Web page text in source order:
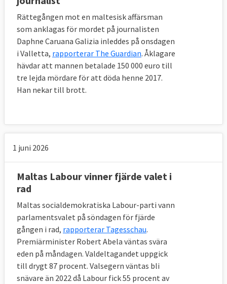
Rättegången mot en maltesisk affärsman
som anklagas för mordet på journalisten
Daphne Caruana Galizia inleddes på onsdagen
i Valletta, rapporterar The Guardian. Åklagare
hävdar att mannen betalade 150 000 euro till
tre lejda mördare för att döda henne 2017.
Han nekar till brott.
1 juni 2026
Maltas Labour vinner fjärde valet i
rad
Maltas socialdemokratiska Labour-parti vann
parlamentsvalet på söndagen för fjärde
gången i rad, rapporterar Tagesschau.
Premiärminister Robert Abela väntas svära
eden på måndagen. Valdeltagandet uppgick
till drygt 87 procent. Valsegern väntas bli
snävare än 2022 då Labour fick 55 procent av